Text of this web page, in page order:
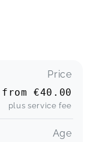
Price
from€40.00
plus service fee
Age